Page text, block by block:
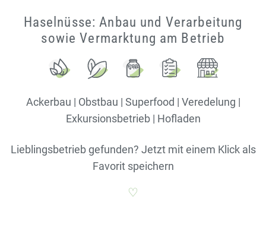
Haselnüsse: Anbau und Verarbeitung
sowie Vermarktung am Betrieb
Ackerbau | Obstbau | Superfood | Veredelung |
Exkursionsbetrieb | Hofladen
Lieblingsbetrieb gefunden? Jetzt mit einem Klick als
Favorit speichern
♡